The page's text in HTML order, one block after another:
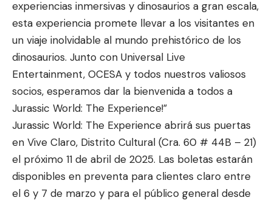
experiencias inmersivas y dinosaurios a gran escala,
esta experiencia promete llevar a los visitantes en
un viaje inolvidable al mundo prehistórico de los
dinosaurios. Junto con Universal Live
Entertainment, OCESA y todos nuestros valiosos
socios, esperamos dar la bienvenida a todos a
Jurassic World: The Experience!”
Jurassic World: The Experience abrirá sus puertas
en Vive Claro, Distrito Cultural (Cra. 60 # 44B – 21)
el próximo 11 de abril de 2025. Las boletas estarán
disponibles en preventa para clientes claro entre
el 6 y 7 de marzo y para el público general desde